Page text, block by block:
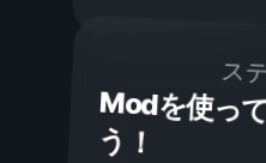
ス
Modを使っ
う！